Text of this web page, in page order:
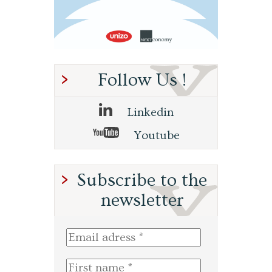
Follow Us !
Linkedin
Youtube
Subscribe to the
newsletter